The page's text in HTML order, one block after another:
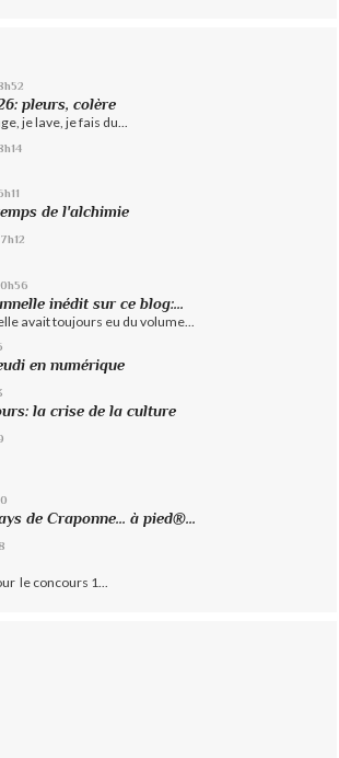
pleurs, colère
je lave, je fais du...
de l'alchimie
inédit sur ce blog:...
avait toujours eu du volume...
en numérique
la crise de la culture
de Craponne... à pied®...
le concours 1...